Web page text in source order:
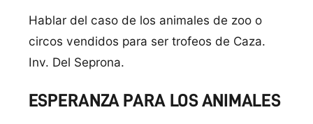
Hablar del caso de los animales de zoo o
circos vendidos para ser trofeos de Caza.
Inv. Del Seprona.
ESPERANZA PARA LOS ANIMALES